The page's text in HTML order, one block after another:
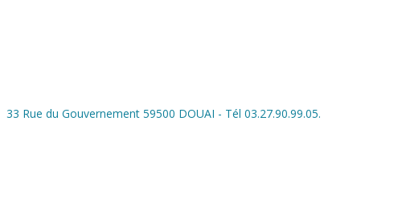
33 Rue du Gouvernement 59500 DOUAI - Tél 03.27.90.99.05.